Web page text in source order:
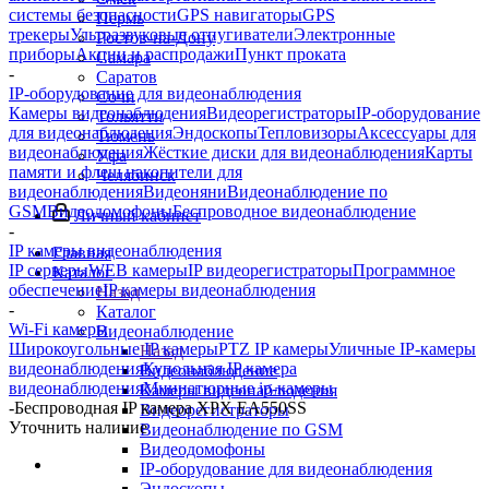
Пермь
Ростов-на-Дону
Самара
Саратов
Сочи
Тольятти
Тюмень
Уфа
Челябинск
Личный кабинет
Главная
Каталог
Назад
Каталог
Видеонаблюдение
Назад
Видеонаблюдение
Камеры видеонаблюдения
Видеорегистраторы
Видеонаблюдение по GSM
Видеодомофоны
IP-оборудование для видеонаблюдения
системы безопасностиGPS навигаторыGPS
трекерыУльтразвуковые отпугивателиЭлектронные
приборыАкции и распродажиПункт проката
-
IP-оборудование для видеонаблюдения
Камеры видеонаблюденияВидеорегистраторыIP-оборудование
для видеонаблюденияЭндоскопыТепловизорыАксессуары для
видеонаблюденияЖёсткие диски для видеонаблюденияКарты
памяти и флеш накопители для
видеонаблюденияВидеоняниВидеонаблюдение по
GSMВидеодомофоныБеспроводное видеонаблюдение
-
IP камеры видеонаблюдения
IP серверыWEB камерыIP видеорегистраторыПрограммное
обеспечениеIP камеры видеонаблюдения
-
Wi-Fi камеры
Широкоугольные IP камерыPTZ IP камерыУличные IP-камеры
видеонаблюденияКупольная IP камера
видеонаблюденияМиниатюрные ip-камеры
-Беспроводная IP камера XPX ЕА550SS
Уточнить наличие